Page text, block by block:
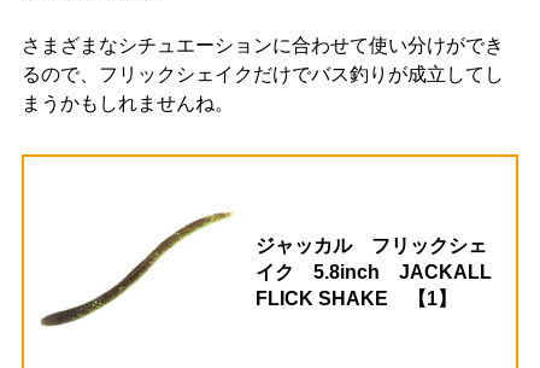
さまざまなシチュエーションに合わせて使い分けができ
るので、フリックシェイクだけでバス釣りが成立してし
まうかもしれませんね。
ジャッカル フリックシェ
イク 5.8inch JACKALL
FLICK SHAKE 【1】